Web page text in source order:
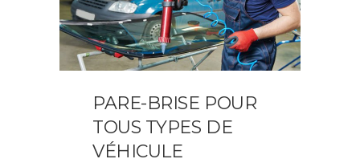
PARE-BRISE POUR
TOUS TYPES DE
VÉHICULE